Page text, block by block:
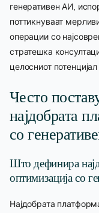
генеративен АИ,
поттикнуваат
операции со
стратешка
целосниот
Често
најдобрата
со
Што дефинира
оптимизација со
Најдобрата